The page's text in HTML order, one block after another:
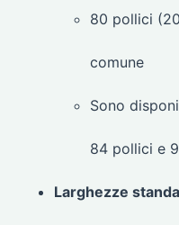
80 pollici
comune
Sono
84 pollici e
Larghezze